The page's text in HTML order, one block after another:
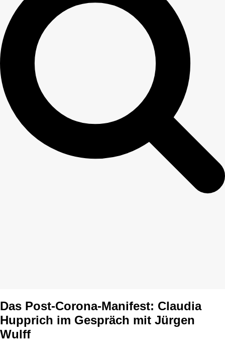
Das Post-Corona-Manifest: Claudia
Hupprich im Gespräch mit Jürgen
Wulff